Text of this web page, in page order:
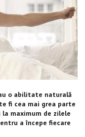
o abilitate naturală
fi cea mai grea parte
maximum de zilele
a începe fiecare